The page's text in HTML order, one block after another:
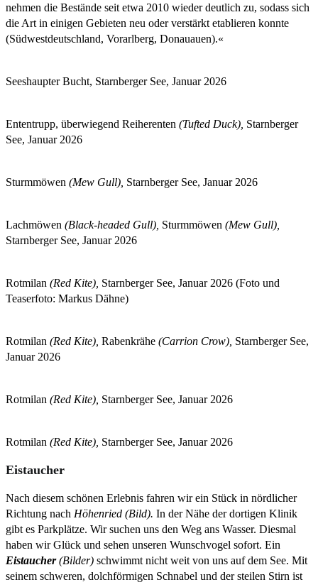
nehmen die Bestände seit etwa 2010 wieder deutlich zu, sodass sich
die Art in einigen Gebieten neu oder verstärkt etablieren konnte
(Südwestdeutschland, Vorarlberg, Donauauen).«
Seeshaupter Bucht, Starnberger See, Januar 2026
Ententrupp, überwiegend Reiherenten (Tufted Duck), Starnberger
See, Januar 2026
Sturmmöwen (Mew Gull), Starnberger See, Januar 2026
Lachmöwen (Black-headed Gull), Sturmmöwen (Mew Gull),
Starnberger See, Januar 2026
Rotmilan (Red Kite), Starnberger See, Januar 2026 (Foto und
Teaserfoto: Markus Dähne)
Rotmilan (Red Kite), Rabenkrähe (Carrion Crow), Starnberger See,
Januar 2026
Rotmilan (Red Kite), Starnberger See, Januar 2026
Rotmilan (Red Kite), Starnberger See, Januar 2026
Eistaucher
Nach diesem schönen Erlebnis fahren wir ein Stück in nördlicher
Richtung nach Höhenried (Bild). In der Nähe der dortigen Klinik
gibt es Parkplätze. Wir suchen uns den Weg ans Wasser. Diesmal
haben wir Glück und sehen unseren Wunschvogel sofort. Ein
Eistaucher(Bilder) schwimmt nicht weit von uns auf dem See. Mit
seinem schweren, dolchförmigen Schnabel und der steilen Stirn ist